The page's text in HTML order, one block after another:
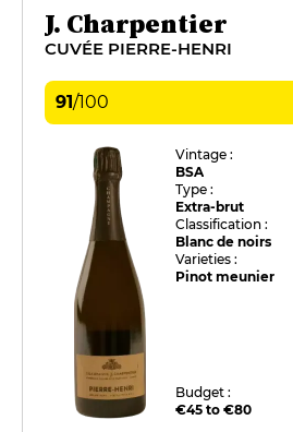
J. Charpentier
CUVÉE PIERRE-HENRI
91/100
Vintage :
BSA
Type :
Extra-brut
Classification :
Blanc de noirs
Varieties :
Pinot meunier
Budget :
€45 to €80